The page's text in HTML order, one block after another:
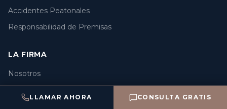
LLAMAR AHORA CONSULTA GRATIS
Accidentes Peatonales
Responsabilidad de Premisas
LA FIRMA
Nosotros